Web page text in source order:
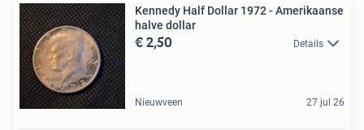
Kennedy Half Dollar 1972 - Amerikaanse
halve dollar
€ 2,50 Details
Nieuwveen 27 jul 26